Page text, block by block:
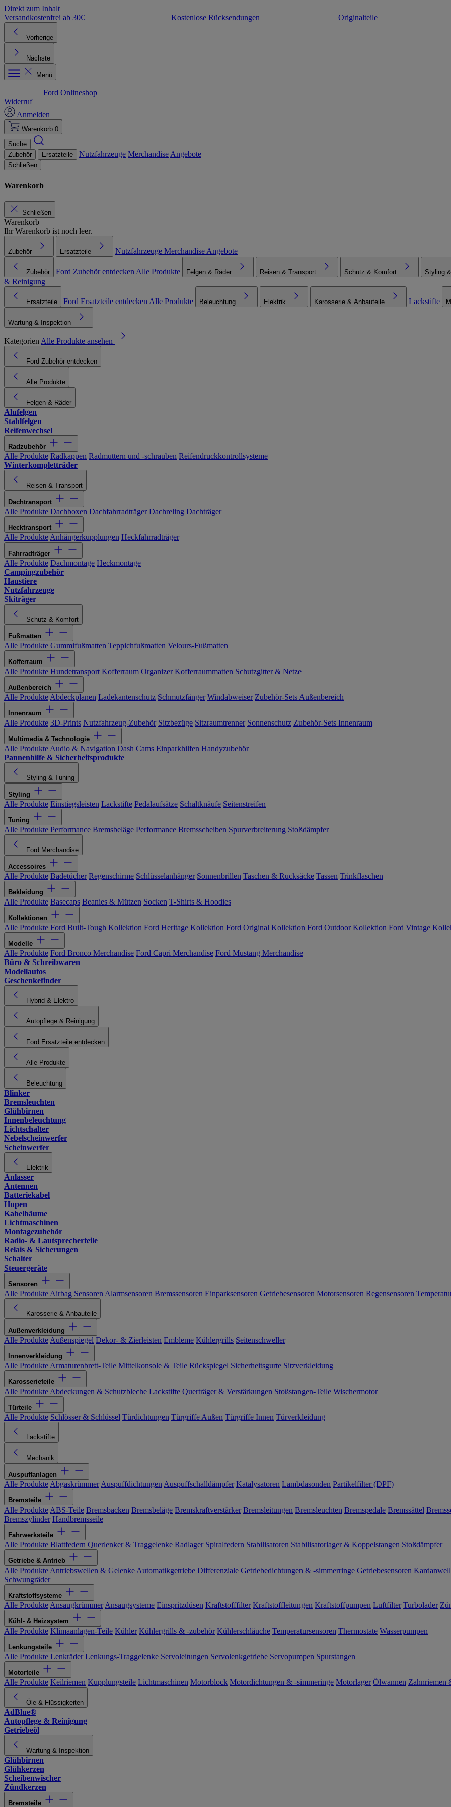
Direkt zum Inhalt
Versandkostenfrei ab 30€
Kostenlose Rücksendungen Originalteile
Vorherige
Nächste
Menü
Ford Onlineshop
Widerruf
Anmelden
Warenkorb 0
Suche
Zubehör
Ersatzteile Nutzfahrzeuge Merchandise Angebote
Schließen
Warenkorb
Schließen
Warenkorb
Ihr Warenkorb ist noch leer.
Zubehör Ersatzteile Nutzfahrzeuge Merchandise Angebote
Zubehör Ford Zubehör entdecken Alle Produkte Felgen & Räder Reisen & Transport Schutz & Komfort Styling
& Reinigung
Ersatzteile Ford Ersatzteile entdecken Alle Produkte Beleuchtung Elektrik Karosserie & Anbauteile Lackstifte
Wartung & Inspektion
Kategorien Alle Produkte ansehen
Ford Zubehör entdecken
Alle Produkte
Felgen & Räder
Alufelgen
Stahlfelgen
Reifenwechsel
Radzubehör
Alle Produkte Radkappen Radmuttern und -schrauben Reifendruckkontrollsysteme
Winterkompletträder
Reisen & Transport
Dachtransport
Alle Produkte Dachboxen Dachfahrradträger Dachreling Dachträger
Hecktransport
Alle Produkte Anhängerkupplungen Heckfahrradträger
Fahrradträger
Alle Produkte Dachmontage Heckmontage
Campingzubehör
Haustiere
Nutzfahrzeuge
Skiträger
Schutz & Komfort
Fußmatten
Alle Produkte Gummifußmatten Teppichfußmatten Velours-Fußmatten
Kofferraum
Alle Produkte Hundetransport Kofferraum Organizer Kofferraummatten Schutzgitter & Netze
Außenbereich
Alle Produkte Abdeckplanen Ladekantenschutz Schmutzfänger Windabweiser Zubehör-Sets Außenbereich
Innenraum
Alle Produkte 3D-Prints Nutzfahrzeug-Zubehör Sitzbezüge Sitzraumtrenner Sonnenschutz Zubehör-Sets Innenraum
Multimedia & Technologie
Alle Produkte Audio & Navigation Dash Cams Einparkhilfen Handyzubehör
Pannenhilfe & Sicherheitsprodukte
Styling & Tuning
Styling
Alle Produkte Einstiegsleisten Lackstifte Pedalaufsätze Schaltknäufe Seitenstreifen
Tuning
Alle Produkte Performance Bremsbeläge Performance Bremsscheiben Spurverbreiterung Stoßdämpfer
Ford Merchandise
Accessoires
Alle Produkte Badetücher Regenschirme Schlüsselanhänger Sonnenbrillen Taschen & Rucksäcke Tassen Trinkflaschen
Bekleidung
Alle Produkte Basecaps Beanies & Mützen Socken T-Shirts & Hoodies
Kollektionen
Alle Produkte Ford Built-Tough Kollektion Ford Heritage Kollektion Ford Original Kollektion Ford Outdoor Kollektion Ford Vintage
Modelle
Alle Produkte Ford Bronco Merchandise Ford Capri Merchandise Ford Mustang Merchandise
Büro & Schreibwaren
Modellautos
Geschenkefinder
Hybrid & Elektro
Autopflege & Reinigung
Ford Ersatzteile entdecken
Alle Produkte
Beleuchtung
Blinker
Bremsleuchten
Glühbirnen
Innenbeleuchtung
Lichtschalter
Nebelscheinwerfer
Scheinwerfer
Elektrik
Anlasser
Antennen
Batteriekabel
Hupen
Kabelbäume
Lichtmaschinen
Montagezubehör
Radio- & Lautsprecherteile
Relais & Sicherungen
Schalter
Steuergeräte
Sensoren
Alle Produkte Airbag Sensoren Alarmsensoren Bremssensoren Einparksensoren Getriebesensoren Motorsensoren Regensensoren
Karosserie & Anbauteile
Außenverkleidung
Alle Produkte Außenspiegel Dekor- & Zierleisten Embleme Kühlergrills Seitenschweller
Innenverkleidung
Alle Produkte Armaturenbrett-Teile Mittelkonsole & Teile Rückspiegel Sicherheitsgurte Sitzverkleidung
Karosserieteile
Alle Produkte Abdeckungen & Schutzbleche Lackstifte Querträger & Verstärkungen Stoßstangen-Teile Wischermotor
Türteile
Alle Produkte Schlösser & Schlüssel Türdichtungen Türgriffe Außen Türgriffe Innen Türverkleidung
Lackstifte
Mechanik
Auspuffanlagen
Alle Produkte Abgaskrümmer Auspuffdichtungen Auspuffschalldämpfer Katalysatoren Lambdasonden Partikelfilter (DPF)
Bremsteile
Alle Produkte ABS-Teile Bremsbacken Bremsbeläge Bremskraftverstärker Bremsleitungen Bremsleuchten Bremspedale Bremssättel
Bremszylinder Handbremsseile
Fahrwerksteile
Alle Produkte Blattfedern Querlenker & Traggelenke Radlager Spiralfedern Stabilisatoren Stabilisatorlager & Koppelstangen Stoßdämpfer
Getriebe & Antrieb
Alle Produkte Antriebswellen & Gelenke Automatikgetriebe Differenziale Getriebedichtungen & -simmerringe Getriebesensoren
Schwungräder
Kraftstoffsysteme
Alle Produkte Ansaugkrümmer Ansaugsysteme Einspritzdüsen Kraftstofffilter Kraftstoffleitungen Kraftstoffpumpen Luftfilter Turbolader
Kühl- & Heizsystem
Alle Produkte Klimaanlagen-Teile Kühler Kühlergrills & -zubehör Kühlerschläuche Temperatursensoren Thermostate Wasserpumpen
Lenkungsteile
Alle Produkte Lenkräder Lenkungs-Traggelenke Servoleitungen Servolenkgetriebe Servopumpen Spurstangen
Motorteile
Alle Produkte Keilriemen Kupplungsteile Lichtmaschinen Motorblock Motordichtungen & -simmeringe Motorlager Ölwannen Zahnriemen
Öle & Flüssigkeiten
AdBlue®
Autopflege & Reinigung
Getriebeöl
Wartung & Inspektion
Glühbirnen
Glühkerzen
Scheibenwischer
Zündkerzen
Bremsteile